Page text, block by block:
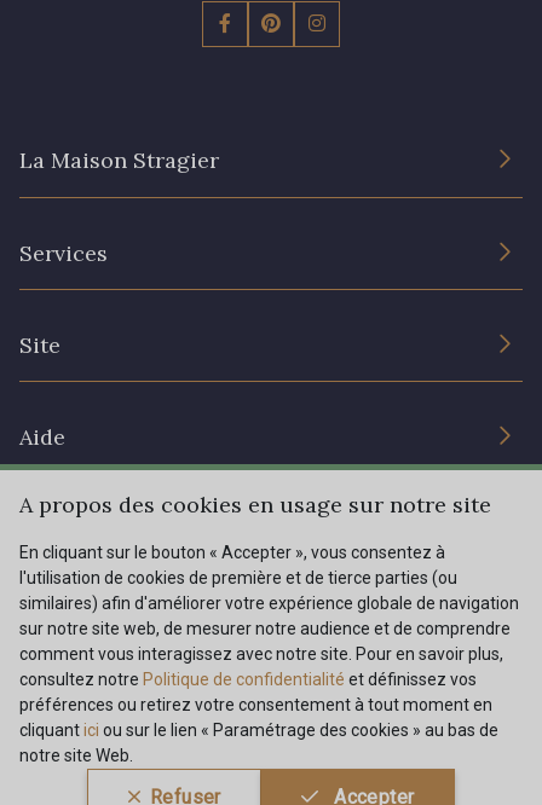
La Maison Stragier
Services
Site
Prix réduits
Magazine
Aide
Livraison : France, Belgique, International
Retours & réclamations
FAQ - Questions fréquentes
Modes de paiements
Tous nos tissus
Magazine
FR EN
Dernière modification : 22/07/2025 11:37
Conditions générales de vente
Politique de confidentialité
A propos des cookies en usage sur notre site
En cliquant sur le bouton « Accepter », vous consentez à
l'utilisation de cookies de première et de tierce parties (ou
similaires) afin d'améliorer votre expérience globale de navigation
sur notre site web, de mesurer notre audience et de comprendre
comment vous interagissez avec notre site. Pour en savoir plus,
consultez notre Politique de confidentialité et définissez vos
préférences ou retirez votre consentement à tout moment en
cliquantici ou sur le lien « Paramétrage des cookies » au bas de
notre site Web.
Refuser Accepter